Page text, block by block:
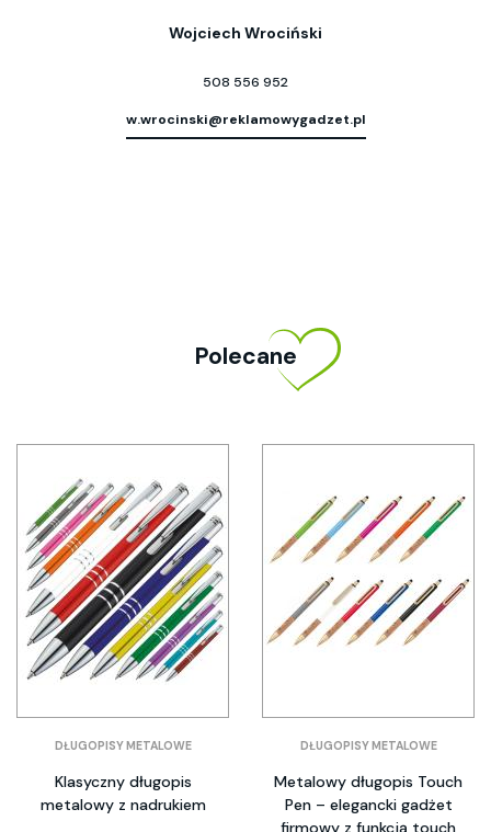
Wojciech Wrociński
508 556 952
w.wrocinski@reklamowygadzet.pl
Polecane
DŁUGOPISY METALOWE
Klasyczny długopis
metalowy z nadrukiem
DŁUGOPISY METALOWE
Metalowy długopis Touch
Pen – elegancki gadżet
firmowy z funkcją touch